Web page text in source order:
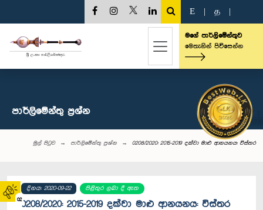
02
E த
මගේ පාර්ලිමේන්තුව
මෙතැනින් පිවිසෙන්න
පාර්ලි‌මේන්තු‌ ප්‍රශ්න
මුල් පිටුව පාර්ලි‌මේන්තු‌ ප්‍රශ්න 0208/2020: 2015-2019 දක්වා මාළු ආනයනය: විස්තර
දිනය: 2020-09-22 පිළිතුර ලබා දී ඇත
0208/2020: 2015-2019 දක්වා මාළු ආනයනය: විස්තර